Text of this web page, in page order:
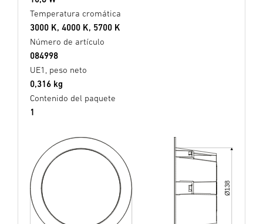
Temperatura cromática
3000 K, 4000 K, 5700 K
Número de artículo
084998
UE1, peso neto
0,316 kg
Contenido del paquete
1
Ø
138